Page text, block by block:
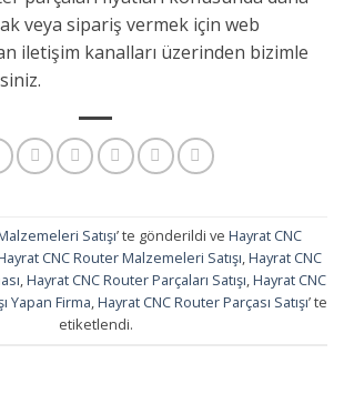
veya sipariş vermek için web
iletişim kanalları üzerinden bizimle
Satışı’ te gönderildi ve Hayrat CNC
CNC Router Malzemeleri Satışı,Hayrat CNC
,Hayrat CNC Router Parçaları Satışı,Hayrat CNC
Yapan Firma,Hayrat CNC Router Parçası Satışı’ te
etiketlendi.